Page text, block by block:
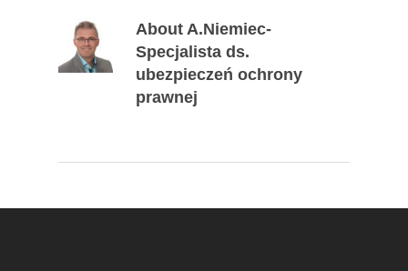
About A.Niemiec-
Specjalista ds.
ubezpieczeń ochrony
prawnej